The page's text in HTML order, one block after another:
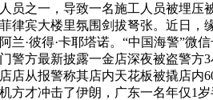
员之一，导致一名施工人员被埋
律宾大楼里氛围剑拔弩张。近日
兰·彼得·卡耶塔诺。“中国海警”
警方最新披露一金店深夜被盗警
店从报警称其店内天花板被撬店
方才冲击了伊朗，广东一名年仅1